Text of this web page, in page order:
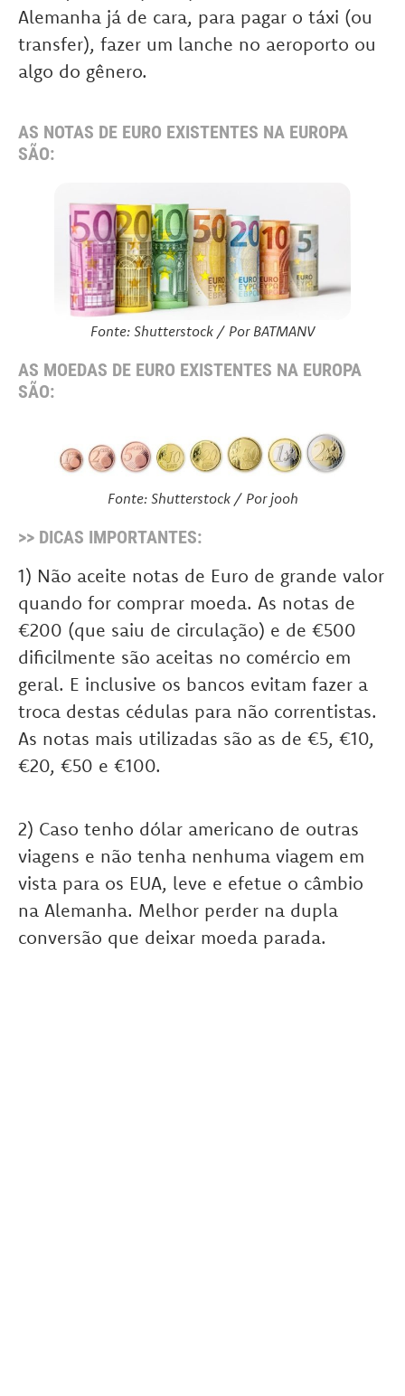
Alemanha já de cara, para pagar o táxi (ou
transfer), fazer um lanche no aeroporto ou
algo do gênero.
AS NOTAS DE EURO EXISTENTES NA EUROPA
SÃO:
Fonte: Shutterstock / Por BATMANV
AS MOEDAS DE EURO EXISTENTES NA EUROPA
SÃO:
Fonte: Shutterstock / Por jooh
>> DICAS IMPORTANTES:
1) Não aceite notas de Euro de grande valor
quando for comprar moeda. As notas de
€200 (que saiu de circulação) e de €500
dificilmente são aceitas no comércio em
geral. E inclusive os bancos evitam fazer a
troca destas cédulas para não correntistas.
As notas mais utilizadas são as de €5, €10,
€20, €50 e €100.
2) Caso tenho dólar americano de outras
viagens e não tenha nenhuma viagem em
vista para os EUA, leve e efetue o câmbio
na Alemanha. Melhor perder na dupla
conversão que deixar moeda parada.